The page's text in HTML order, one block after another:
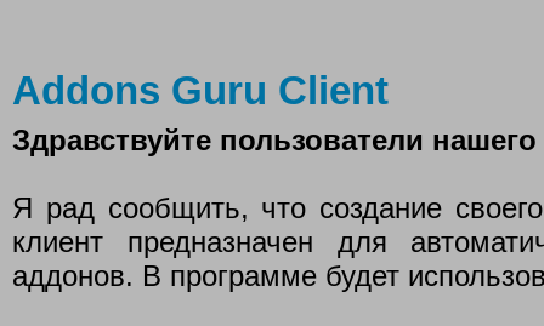
Addons Guru Client
Здравствуйте пользователи нашего
Я рад сообщить, что создание
клиент предназначен для
аддонов. В программе будет